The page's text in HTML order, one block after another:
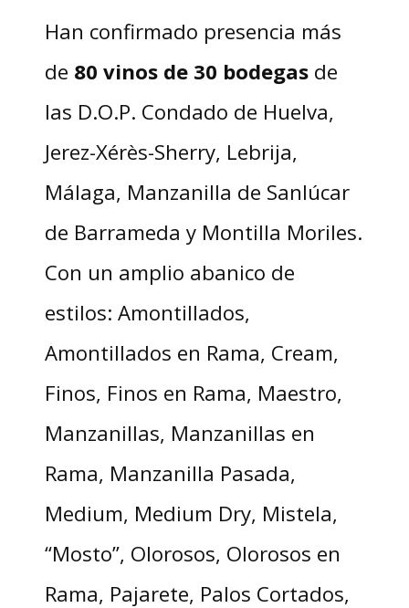
Han confirmado presencia más
de 80 vinos de 30 bodegasde
las D.O.P. Condado de Huelva,
Jerez-Xérès-Sherry, Lebrija,
Málaga, Manzanilla de Sanlúcar
de Barrameda y Montilla Moriles.
Con un amplio abanico de
estilos: Amontillados,
Amontillados en Rama, Cream,
Finos, Finos en Rama, Maestro,
Manzanillas, Manzanillas en
Rama, Manzanilla Pasada,
Medium, Medium Dry, Mistela,
“Mosto”, Olorosos, Olorosos en
Rama, Pajarete, Palos Cortados,